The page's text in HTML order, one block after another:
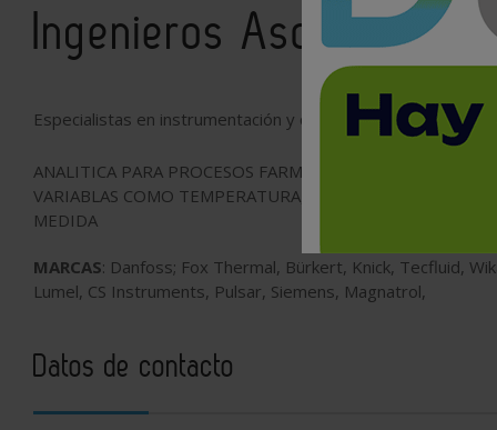
Ingenieros Asociados
Especialistas en instrumentación y control para procesos
ANALITICA PARA PROCESOS FARMA, QUIMICA Y
VARIABLAS COMO TEMPERATURA, PRESIÓN, CAUDAL,
MEDIDA
MARCAS: Danfoss; Fox Thermal, Bürkert, Knick, Tecfluid,
Lumel, CS Instruments, Pulsar, Siemens, Magnatrol,
Datos de contacto